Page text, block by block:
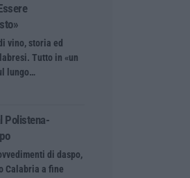
vino, storia ed
Tutto in «un
lungo…
Polistena-
di daspo,
Calabria a fine